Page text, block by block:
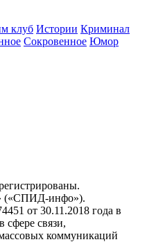
клуб Истории Криминал
Сокровенное Юмор
(«СПИД-инфо»).
от 30.11.2018 года в
сфере связи,
коммуникаций